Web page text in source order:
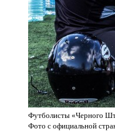
Футболисты «Черного
Фото с официальной